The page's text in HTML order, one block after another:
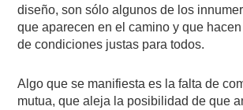
diseño, son sólo algunos de los
que aparecen en el camino y que
de condiciones justas para todos.
Algo que se manifiesta es la falta de
mutua, que aleja la posibilidad de que